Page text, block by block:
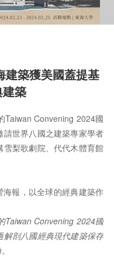
建築獲美國蓋提基
築
Taiwan Convening 2024國
世界八國之建築專家學者
梨歌劇院、代代木體育館
Taiwan Convening 2024國
剖八國經典現代建築保存